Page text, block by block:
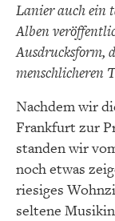
Lanier auch ein
Alben
Ausdrucksform,
menschlicheren
Nachdem wir
Frankfurt zur
standen wir
noch etwas
riesiges
seltene